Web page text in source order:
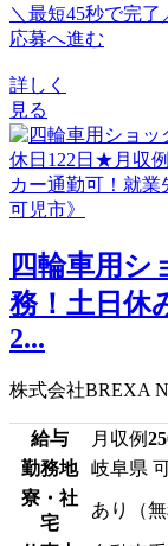
＼最短45秒で完了
応募へ進む
詳しく
見る
四輪車用シ
務！土日休
2...
株式会社BREXA
給与 月収例
勤務地
岐阜県
寮・社
宅
あり（無